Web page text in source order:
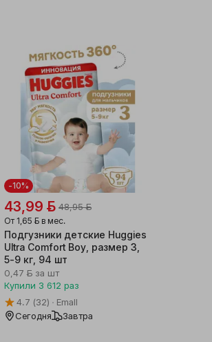
-10%
43,99 ƃ 48,95 ƃ
От 1,65 ƃв мес.
Подгузники детские Huggies
Ultra Comfort Boy, размер 3,
5-9 кг, 94 шт
0,47 ƃза шт
Купили 3 612 раз
4.7 (32)
Emall
Сегодня
Завтра